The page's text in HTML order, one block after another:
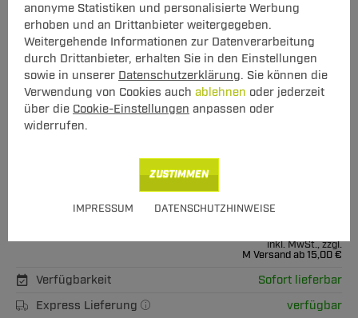
anonyme Statistiken und personalisierte Werbung
erhoben und an Drittanbieter weitergegeben.
Weitergehende Informationen zur Datenverarbeitung
durch Drittanbieter, erhalten Sie in den Einstellungen
sowie in unserer Datenschutzerklärung. Sie können die
Verwendung von Cookies auch ablehnen oder jederzeit
über die Cookie-Einstellungen anpassen oder
widerrufen.
IMPRESSUM DATENSCHUTZHINWEISE
ZUSTIMMEN
ZB AHK Kugelkopf 4-Loch Westf 32mm
höher
ZB AHK Kugelkopf 4-Loch Westf 32mm
höher
Unser Preis
132,00 €
inkl. MwSt., zzgl.
M Versand ab 15,00 €
Verfügbarkeit
Sofort lieferbar
Express Lieferung
verfügbar